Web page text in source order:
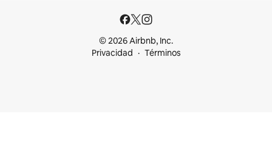
© 2026 Airbnb, Inc.
Privacidad
Términos